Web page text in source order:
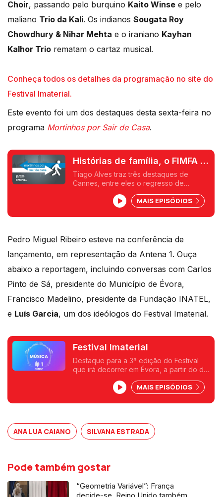
Choir, passando pelo burquino Kaito Winse e pelo
maliano Trio da Kali. Os indianos Sougata Roy
Chowdhury & Nihar Mehta e o iraniano Kayhan
Kalhor Trio rematam o cartaz musical.
Conheça todos os detalhes da programação no site do
Festival Imaterial.
Este evento foi um dos destaques desta sexta-feira no
programa Mortinhos por Sair de Casa.
Histórias de família, o FIMFA e
mais quatro ideias
Tiago Alves traz três destaques de
Cannes, entre eles o regresso de
deixa cinco ideias para o fim de semana.
MAIS EPISÓDIOS
Pedro Miguel Ribeiro esteve na conferência de
lançamento, em representação da Antena 1. Ouça
abaixo a reportagem, incluindo conversas com Carlos
Pinto de Sá, presidente do Município de Évora,
Francisco Madelino, presidente da Fundação INATEL,
e Luís Garcia, um dos ideólogos do Festival Imaterial.
Festival Imaterial
Destaque para a 3ª edição do Festival
que irá decorrer em Évora, a partir do dia
Ribeiro esteve à conversa com alguns
MAIS EPISÓDIOS
ANA LUA CAIANO SILVANA ESTRADA
Pode também gostar
“Geometria Variável”: França
decide-se, Reino Unido também